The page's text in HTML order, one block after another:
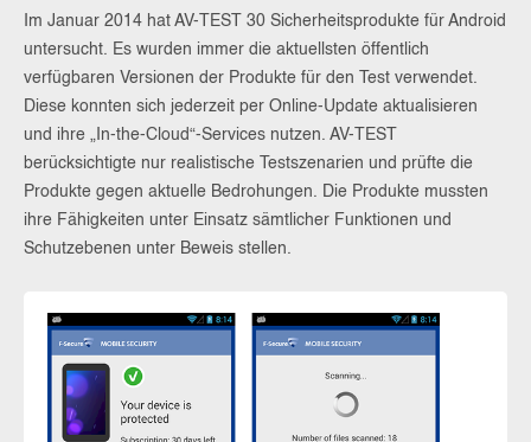
Im Januar 2014 hat AV-TEST 30 Sicherheitsprodukte für Android
untersucht. Es wurden immer die aktuellsten öffentlich
verfügbaren Versionen der Produkte für den Test verwendet.
Diese konnten sich jederzeit per Online-Update aktualisieren
und ihre „In-the-Cloud“-Services nutzen. AV-TEST
berücksichtigte nur realistische Testszenarien und prüfte die
Produkte gegen aktuelle Bedrohungen. Die Produkte mussten
ihre Fähigkeiten unter Einsatz sämtlicher Funktionen und
Schutzebenen unter Beweis stellen.